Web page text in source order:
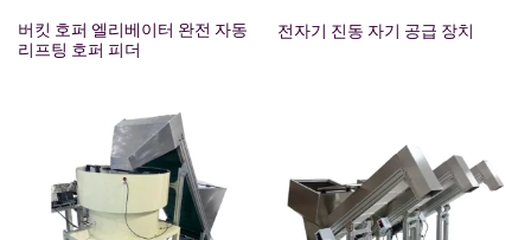
버킷 호퍼 엘리베이터 완전 자동
리프팅 호퍼 피더
전자기 진동 자기 공급 장치